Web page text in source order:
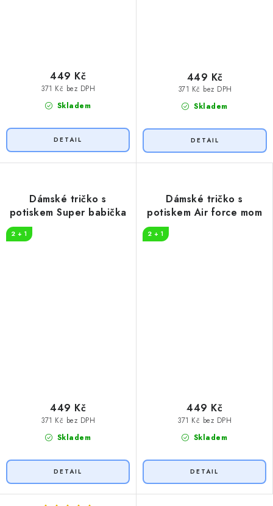
Skladem
371 Kč bez DPH
449 Kč
Skladem
371 Kč bez DPH
449 Kč
Dámské tričko s
potiskem Super babička
2 + 1
Skladem
371 Kč bez DPH
449 Kč
Dámské tričko s
potiskem Air force mom
2 + 1
Skladem
371 Kč bez DPH
449 Kč